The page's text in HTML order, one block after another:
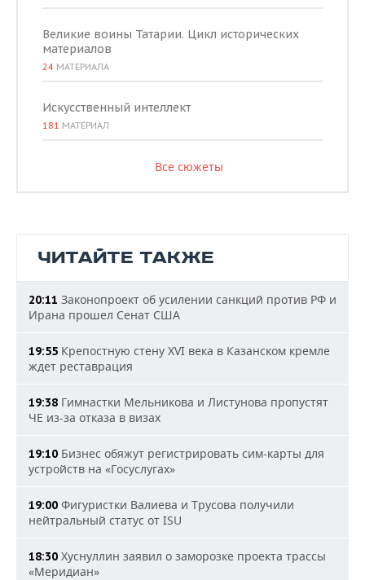
Великие воины Татарии. Цикл исторических
материалов
24 МАТЕРИАЛА
Искусственный интеллект
181 МАТЕРИАЛ
Все сюжеты
ЧИТАЙТЕ ТАКЖЕ
20:11 Законопроект об усилении санкций против РФ и
Ирана прошел Сенат США
19:55 Крепостную стену XVI века в Казанском кремле
ждет реставрация
19:38 Гимнастки Мельникова и Листунова пропустят
ЧЕ из-за отказа в визах
19:10 Бизнес обяжут регистрировать сим-карты для
устройств на «Госуслугах»
19:00 Фигуристки Валиева и Трусова получили
нейтральный статус от ISU
18:30 Хуснуллин заявил о заморозке проекта трассы
«Меридиан»